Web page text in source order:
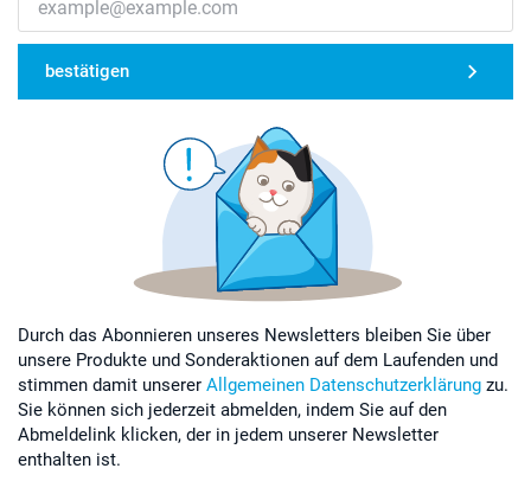
bestätigen
Durch das Abonnieren unseres Newsletters bleiben Sie über
unsere Produkte und Sonderaktionen auf dem Laufenden und
stimmen damit unserer Allgemeinen Datenschutzerklärung zu.
Sie können sich jederzeit abmelden, indem Sie auf den
Abmeldelink klicken, der in jedem unserer Newsletter
enthalten ist.